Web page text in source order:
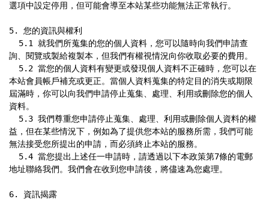
選項中設定停用，但可能會導至本站某些功能無法正常執行。
5. 您的資訊與權利
詢、閱覽或製給複製本，但我們有權視情況向你收取必要的費用。
本站會員帳戶補充或更正。當個人資料蒐集的特定目的消失或期限
屆滿時，你可以向我們申請停止蒐集、處理、利用或刪除您的個人
資料。
益，但在某些情況下，例如為了提供您本站的服務所需，我們可能
無法接受您所提出的申請，而必須終止本站的服務。
地址聯絡我們。我們會在收到您申請後，將儘速為您處理。
6. 資訊揭露